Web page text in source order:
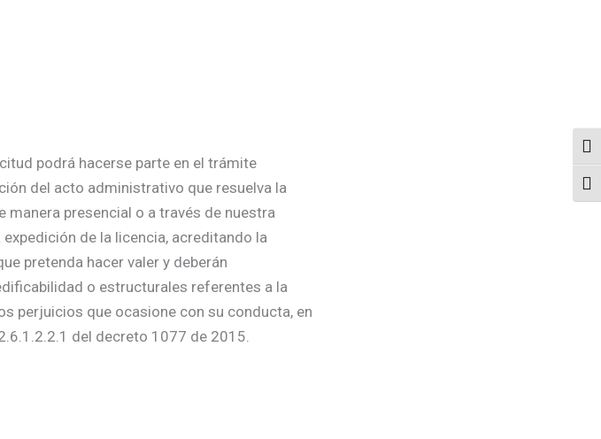
podrá hacerse parte en el trámite
del acto administrativo que resuelva la
presencial o a través de nuestra
de la licencia, acreditando la
pretenda hacer valer y deberán
o estructurales referentes a la
perjuicios que ocasione con su conducta, en
del decreto 1077 de 2015.